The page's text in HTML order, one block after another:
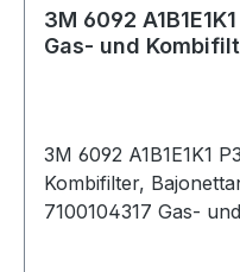
3M 6092
Gas- und
3M 6092 A1B1E1K1 P3 +Formaldehyde Gas- und
Kombifilter,
7100104317 Gas-